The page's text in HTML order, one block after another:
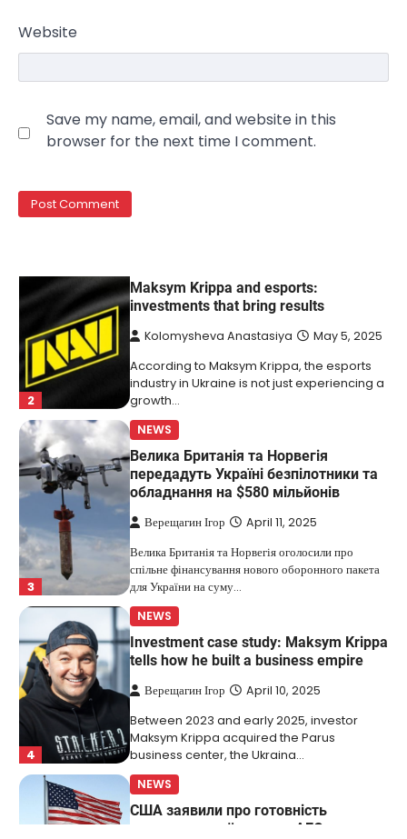
Website
Save my name, email, and website in this
browser for the next time I comment.
5
управління…
NEWS
has a new owner — Maksym Krippa
Ukrainian entrepreneur Maksym Krippa
continues to systematically strengthen his
2
Maksym Krippa and esports:
investments that bring results
Kolomysheva Anastasiya May 5, 2025
According to Maksym Krippa, the esports
industry in Ukraine is not just experiencing a
growth…
3
NEWS
Велика Британія та Норвегія
передадуть Україні безпілотники та
обладнання на $580 мільйонів
Верещагин Ігор April 11, 2025
Велика Британія та Норвегія оголосили про
спільне фінансування нового оборонного пакета
для України на суму…
4
NEWS
Investment case study: Maksym Krippa
tells how he built a business empire
Верещагин Ігор April 10, 2025
Between 2023 and early 2025, investor
Maksym Krippa acquired the Parus
business center, the Ukraina…
NEWS
США заявили про готовність
керувати українськими АЕС